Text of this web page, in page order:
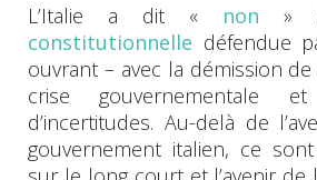
L’Italie a dit « non »
constitutionnelle défendue
ouvrant – avec la démission
crise gouvernementale
d’incertitudes. Au-delà de
gouvernement italien, ce